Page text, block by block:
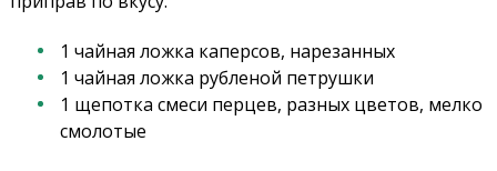
1 чайная ложка каперсов, нарезанных
1 чайная ложка рубленой петрушки
1 щепотка смеси перцев, разных цветов, мелко
смолотые